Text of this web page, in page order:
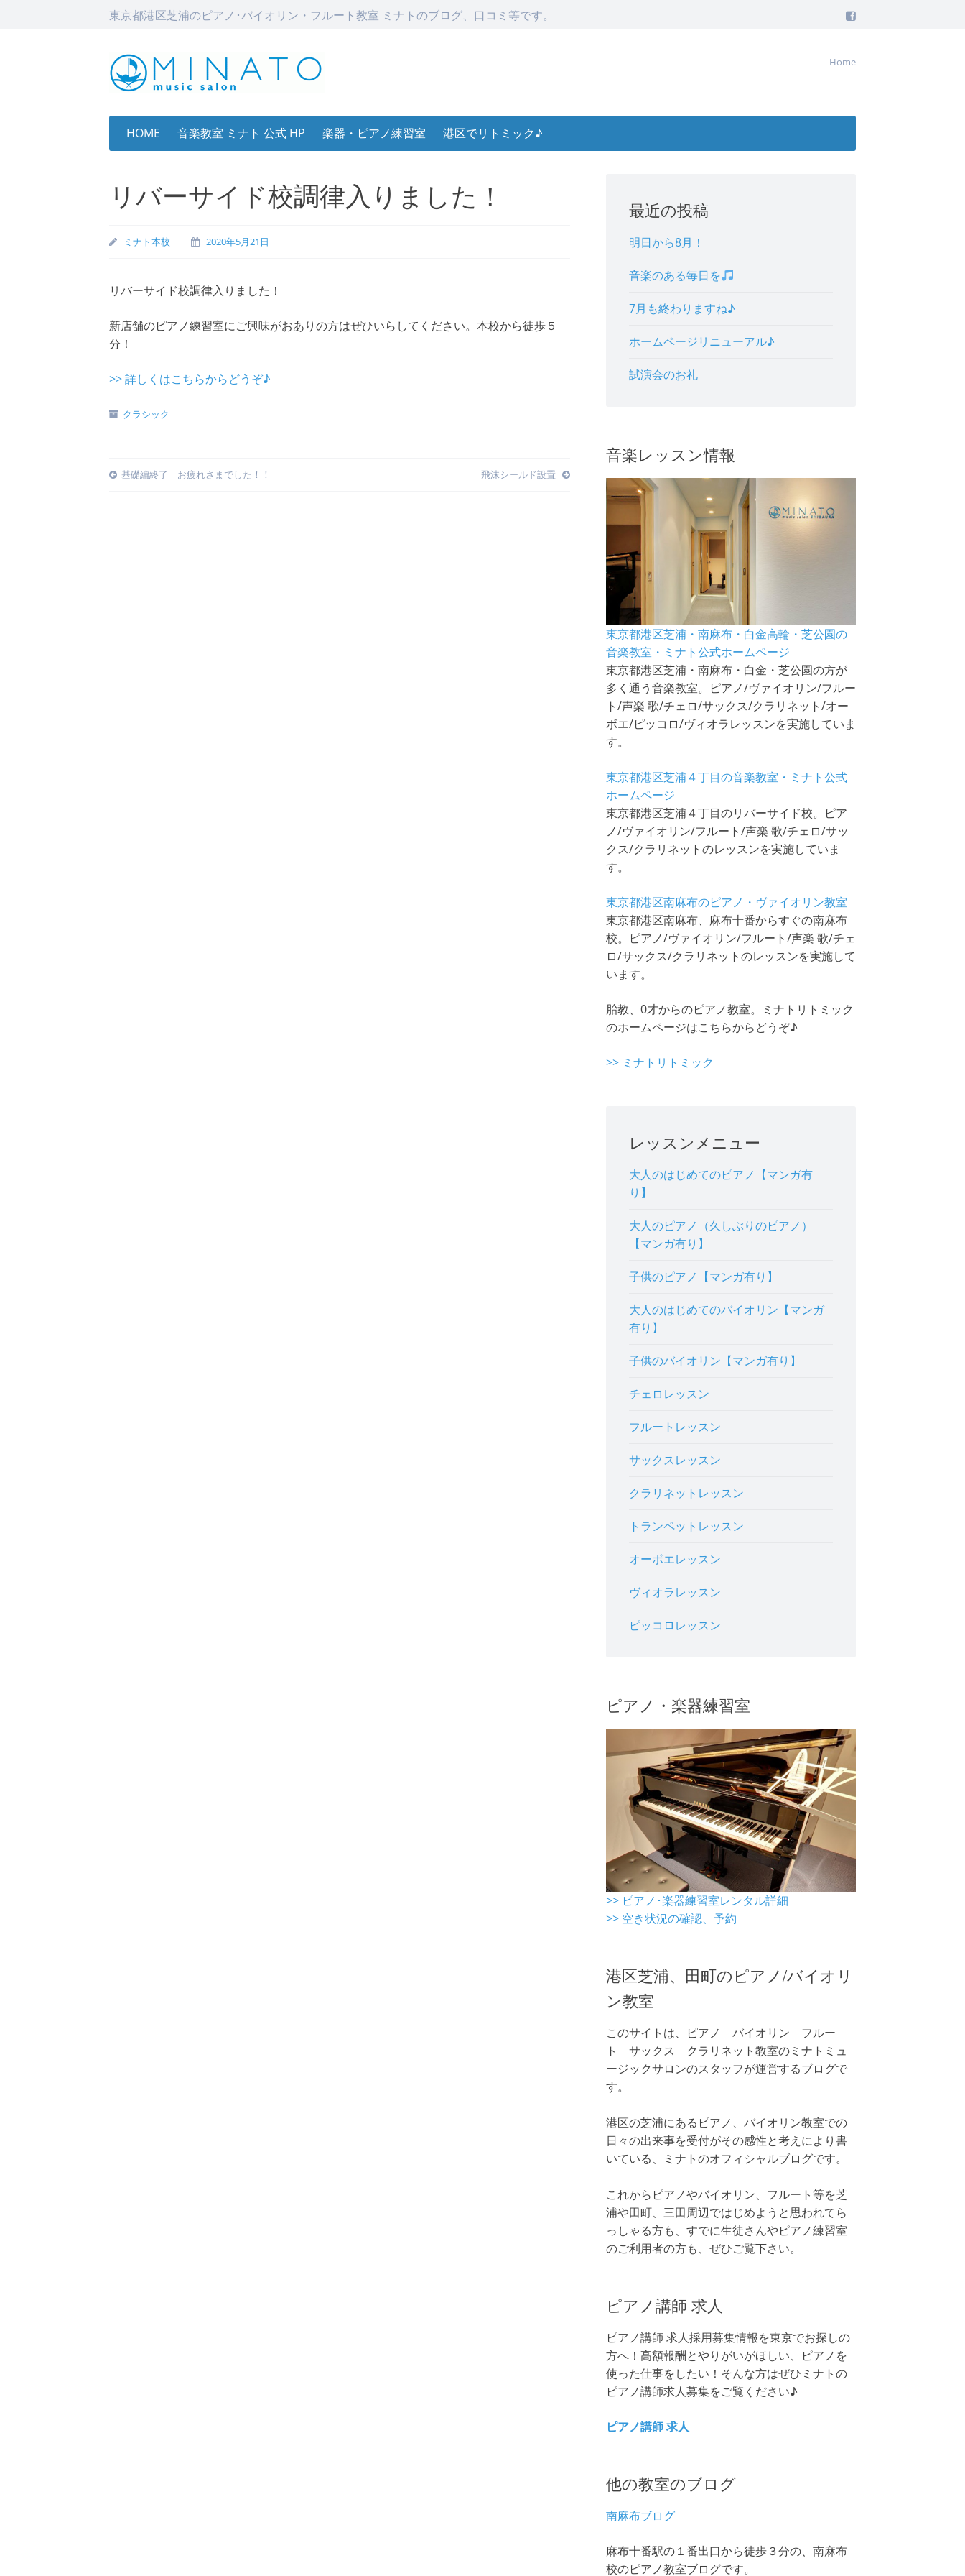
東京都港区芝浦のピアノ･バイオリン・フルート教室 ミナトのブログ、口コミ等です。
Home
to
HOME 音楽教室 ミナト 公式 HP 楽器・ピアノ練習室 港区でリトミック♪
リバーサイド校調律入りました！
ミナト本校 2020年5月21日
リバーサイド校調律入りました！
新店舗のピアノ練習室にご興味がおありの方はぜひいらしてください。本校から徒歩５
分！
>> 詳しくはこちらからどうぞ♪
クラシック
Post
基礎編終了 お疲れさまでした！！ 飛沫シールド設置
最近の投稿
明日から8月！
音楽のある毎日を
7月も終わりますね♪
ホームページリニューアル♪
試演会のお礼
音楽レッスン情報
東京都港区芝浦・南麻布・白金高輪・芝公園の
音楽教室・ミナト公式ホームページ
東京都港区芝浦・南麻布・白金・芝公園の方が
多く通う音楽教室。ピアノ/ヴァイオリン/フルー
ト/声楽 歌/チェロ/サックス/クラリネット/オー
ボエ/ピッコロ/ヴィオラレッスンを実施していま
す。
東京都港区芝浦４丁目の音楽教室・ミナト公式
ホームページ
東京都港区芝浦４丁目のリバーサイド校。ピア
ノ/ヴァイオリン/フルート/声楽 歌/チェロ/サッ
クス/クラリネットのレッスンを実施していま
す。
東京都港区南麻布のピアノ・ヴァイオリン教室
東京都港区南麻布、麻布十番からすぐの南麻布
校。ピアノ/ヴァイオリン/フルート/声楽 歌/チェ
ロ/サックス/クラリネットのレッスンを実施して
います。
胎教、0才からのピアノ教室。ミナトリトミック
のホームページはこちらからどうぞ♪
>> ミナトリトミック
レッスンメニュー
大人のはじめてのピアノ【マンガ有
り】
大人のピアノ（久しぶりのピアノ）
【マンガ有り】
子供のピアノ【マンガ有り】
大人のはじめてのバイオリン【マンガ
有り】
子供のバイオリン【マンガ有り】
チェロレッスン
フルートレッスン
サックスレッスン
クラリネットレッスン
トランペットレッスン
オーボエレッスン
ヴィオラレッスン
ピッコロレッスン
ピアノ・楽器練習室
>> ピアノ･楽器練習室レンタル詳細
>> 空き状況の確認、予約
港区芝浦、田町のピアノ/バイオリ
ン教室
このサイトは、ピアノ バイオリン フルー
ト サックス クラリネット教室のミナトミュ
ージックサロンのスタッフが運営するブログで
す。
港区の芝浦にあるピアノ、バイオリン教室での
日々の出来事を受付がその感性と考えにより書
いている、ミナトのオフィシャルブログです。
これからピアノやバイオリン、フルート等を芝
浦や田町、三田周辺ではじめようと思われてら
っしゃる方も、すでに生徒さんやピアノ練習室
のご利用者の方も、ぜひご覧下さい。
ピアノ講師 求人
ピアノ講師 求人採用募集情報を東京でお探しの
方へ！高額報酬とやりがいがほしい、ピアノを
使った仕事をしたい！そんな方はぜひミナトの
ピアノ講師求人募集をご覧ください♪
ピアノ講師 求人
他の教室のブログ
南麻布ブログ
麻布十番駅の１番出口から徒歩３分の、南麻布
校のピアノ教室ブログです。